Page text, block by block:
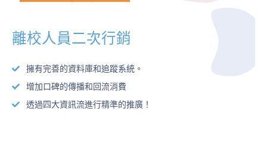
離校人員二次行銷
擁有完善的資料庫和追蹤系統。
增加口碑的傳播和回流消費
透過四大資訊流進行精準的推廣！